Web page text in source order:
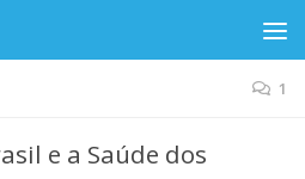
1
e a Saúde dos